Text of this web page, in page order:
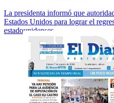
La presidenta informó que
Estados Unidos para lograr el
estadounidenses